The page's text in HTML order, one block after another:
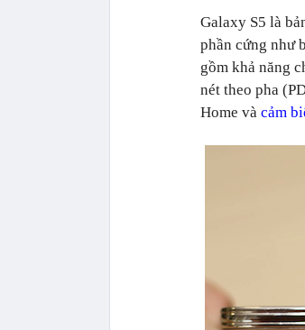
Galaxy S5 là
phần cứng như
gồm khả năng
nét theo pha
Home và cảm